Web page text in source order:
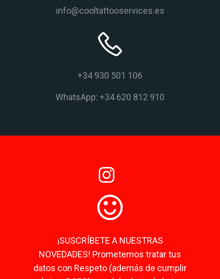
info@cooltattooservices.es
+34 930 501 106
WhatsApp: +34 620 812 910
¡SUSCRÍBETE A NUESTRAS
NOVEDADES! Prometemos tratar tus
datos con Respeto (además de cumplir